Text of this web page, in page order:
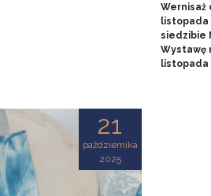
Wernisaż
listopada
siedzibie
Wystawę
listopada
21
października
2025